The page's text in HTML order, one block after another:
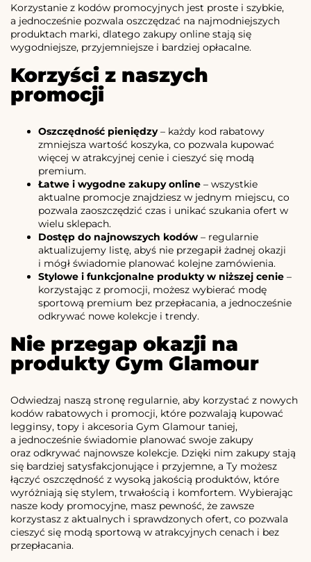
Korzystanie z kodów promocyjnych jest proste i szybkie,
a jednocześnie pozwala oszczędzać na najmodniejszych
produktach marki, dlatego zakupy online stają się
wygodniejsze, przyjemniejsze i bardziej opłacalne.
Korzyści z naszych
promocji
Oszczędność pieniędzy– każdy kod rabatowy
zmniejsza wartość koszyka, co pozwala kupować
więcej w atrakcyjnej cenie i cieszyć się modą
premium.
Łatwe i wygodne zakupy online – wszystkie
aktualne promocje znajdziesz w jednym miejscu, co
pozwala zaoszczędzić czas i unikać szukania ofert w
wielu sklepach.
Dostęp do najnowszych kodów – regularnie
aktualizujemy listę, abyś nie przegapił żadnej okazji
i mógł świadomie planować kolejne zamówienia.
Stylowe i funkcjonalne produkty w niższej cenie –
korzystając z promocji, możesz wybierać modę
sportową premium bez przepłacania, a jednocześnie
odkrywać nowe kolekcje i trendy.
Nie przegap okazji na
produkty Gym Glamour
Odwiedzaj naszą stronę regularnie, aby korzystać z nowych
kodów rabatowych i promocji, które pozwalają kupować
legginsy, topy i akcesoria Gym Glamour taniej,
a jednocześnie świadomie planować swoje zakupy
oraz odkrywać najnowsze kolekcje. Dzięki nim zakupy stają
się bardziej satysfakcjonujące i przyjemne, a Ty możesz
łączyć oszczędność z wysoką jakością produktów, które
wyróżniają się stylem, trwałością i komfortem. Wybierając
nasze kody promocyjne, masz pewność, że zawsze
korzystasz z aktualnych i sprawdzonych ofert, co pozwala
cieszyć się modą sportową w atrakcyjnych cenach i bez
przepłacania.